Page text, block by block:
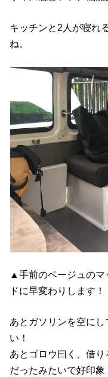
キッチンと2人が寝れ
ね。
▲手前のベージュのマ
ドに早変わりします！
あとガソリンを空に
い！
あとゴロウ曰く、借
だったみたいで好印象